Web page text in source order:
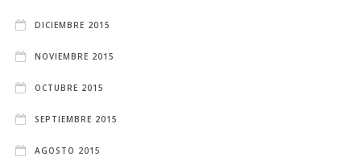
DICIEMBRE 2015
NOVIEMBRE 2015
OCTUBRE 2015
SEPTIEMBRE 2015
AGOSTO 2015